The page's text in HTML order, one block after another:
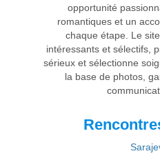
opportunité
romantiques et un
chaque étape. Le
intéressants et sélectifs,
sérieux et sélectionne
la base de photos,